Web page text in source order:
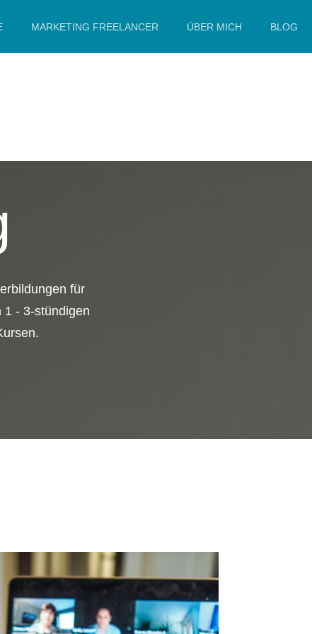
MARKETING FREELANCER ÜBER MICH BLOG
für
1 - 3-stündigen